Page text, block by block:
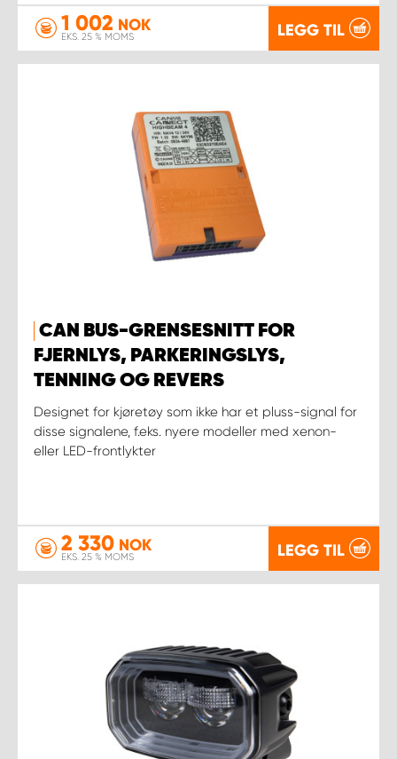
1 002 NOK
EKS. 25 % MOMS LEGG TIL
CAN BUS-GRENSESNITT FOR
FJERNLYS, PARKERINGSLYS,
TENNING OG REVERS
Designet for kjøretøy som ikke har et pluss-signal for
disse signalene, f.eks. nyere modeller med xenon-
eller LED-frontlykter
2 330 NOK
EKS. 25 % MOMS LEGG TIL